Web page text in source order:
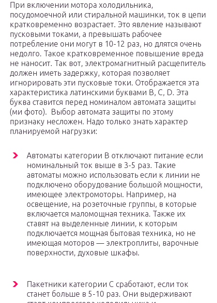
При включении мотора холодильника,
посудомоечной или стиральной машинки, ток в цепи
кратковременно возрастает. Это явление называют
пусковыми токами, а превышать рабочее
потребление они могут в 10-12 раз, но длятся очень
недолго. Такое кратковременное повышение вреда
не наносит. Так вот, электромагнитный расщепитель
должен иметь задержку, которая позволяет
игнорировать эти пусковые токи. Отображается эта
характеристика латинскими буквами B, C, D. Эта
буква ставится перед номиналом автомата защиты
(ми фото). Выбор автомата защиты по этому
признаку несложен. Надо только знать характер
планируемой нагрузки:
Автоматы категории В отключают питание если
номинальный ток выше в 3-5 раз. Такие
автоматы можно использовать если к линии не
подключено оборудование большой мощности,
имеющее электромоторы. Например, на
освещение, на розеточные группы, в которые
включается маломощная техника. Также их
ставят на выделенные линии, к которым
подключается мощная бытовая техника, но не
имеющая моторов — электроплиты, варочные
поверхности, духовые шкафы.
Пакетники категории С сработают, если ток
станет больше в 5-10 раз. Они выдерживают